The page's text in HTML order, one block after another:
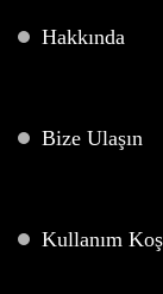
Hakkında
Bize Ulaşın
Kullanım